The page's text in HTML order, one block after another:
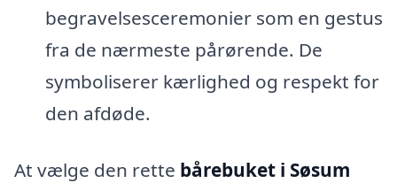
begravelsesceremonier som en gestus
fra de nærmeste pårørende. De
symboliserer kærlighed og respekt for
den afdøde.
At vælge den rette bårebuket i Søsum